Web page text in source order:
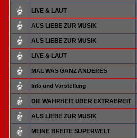
LIVE & LAUT
AUS LIEBE ZUR MUSIK
AUS LIEBE ZUR MUSIK
LIVE & LAUT
MAL WAS GANZ ANDERES
Info und Vorstellung
DIE WAHRHEIT ÜBER EXTRABREIT
AUS LIEBE ZUR MUSIK
MEINE BREITE SUPERWELT